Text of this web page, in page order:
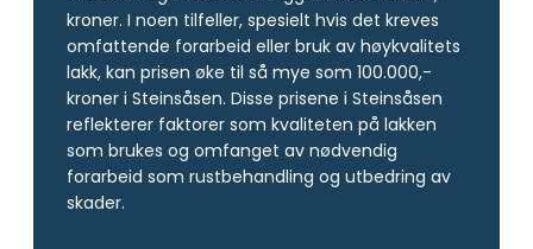
kroner. I noen tilfeller, spesielt hvis det kreves
omfattende forarbeid eller bruk av høykvalitets
lakk, kan prisen øke til så mye som 100.000,-
kroner i Steinsåsen. Disse prisene i Steinsåsen
reflekterer faktorer som kvaliteten på lakken
som brukes og omfanget av nødvendig
forarbeid som rustbehandling og utbedring av
skader.